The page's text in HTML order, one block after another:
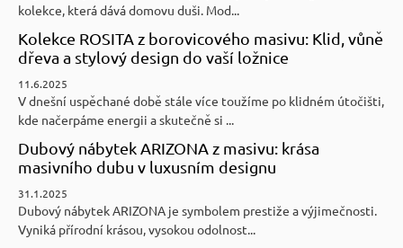
kolekce, která dává domovu duši. Mod...
Kolekce ROSITA z borovicového masivu: Klid, vůně
dřeva a stylový design do vaší ložnice
11.6.2025
V dnešní uspěchané době stále více toužíme po klidném útočišti,
kde načerpáme energii a skutečně si ...
Dubový nábytek ARIZONA z masivu: krása
masivního dubu v luxusním designu
31.1.2025
Dubový nábytek ARIZONA je symbolem prestiže a výjimečnosti.
Vyniká přírodní krásou, vysokou odolnost...